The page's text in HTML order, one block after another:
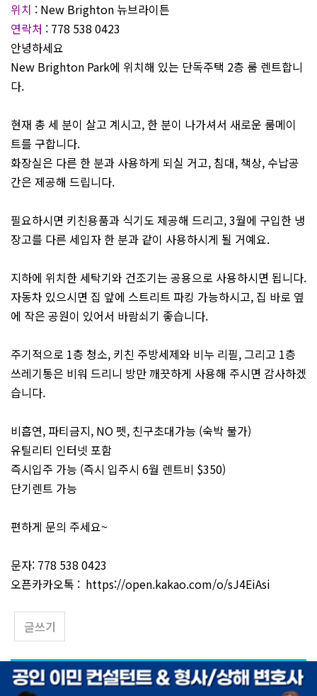
위치 : New Brighton 뉴브라이튼
연락처 : 778 538 0423
안녕하세요
New Brighton Park에 위치해 있는 단독주택 2층 룸 렌트합니
다.
현재 총 세 분이 살고 계시고, 한 분이 나가셔서 새로운 룸메이
트를 구합니다.
화장실은 다른 한 분과 사용하게 되실 거고, 침대, 책상, 수납공
간은 제공해 드립니다.
필요하시면 키친용품과 식기도 제공해 드리고, 3월에 구입한 냉
장고를 다른 세입자 한 분과 같이 사용하시게 될 거예요.
지하에 위치한 세탁기와 건조기는 공용으로 사용하시면 됩니다.
자동차 있으시면 집 앞에 스트리트 파킹 가능하시고, 집 바로 옆
에 작은 공원이 있어서 바람쇠기 좋습니다.
주기적으로 1층 청소, 키친 주방세제와 비누 리필, 그리고 1층
쓰레기통은 비워 드리니 방만 깨끗하게 사용해 주시면 감사하겠
습니다.
비흡연, 파티금지, NO 펫, 친구초대가능 (숙박 불가)
유틸리티 인터넷 포함
즉시입주 가능 (즉시 입주시 6월 렌트비 $350)
단기렌트 가능
편하게 문의 주세요~
문자: 778 538 0423
오픈카카오톡 : https://open.kakao.com/o/sJ4EiAsi
글쓰기